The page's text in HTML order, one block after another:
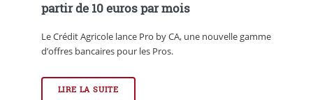
partir de 10 euros par mois
Le Crédit Agricole lance Pro by CA, une nouvelle gamme
d’offres bancaires pour les Pros.
LIRE LA SUITE